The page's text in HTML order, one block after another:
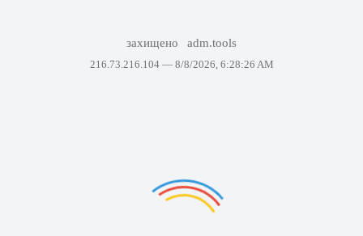
захищено adm.tools
216.73.216.104 — 8/8/2026, 6:28:26 AM